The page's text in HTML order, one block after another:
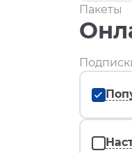
Пакеты